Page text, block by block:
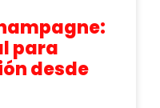
para
desde